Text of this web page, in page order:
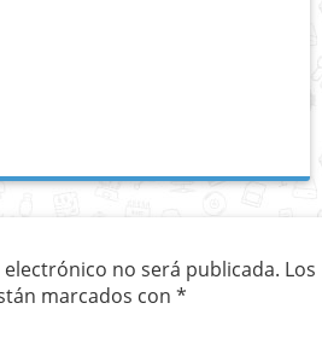
no será publicada. Los
marcados con *